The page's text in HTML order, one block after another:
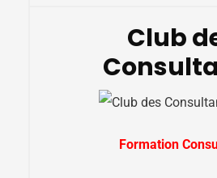
Club
Formation